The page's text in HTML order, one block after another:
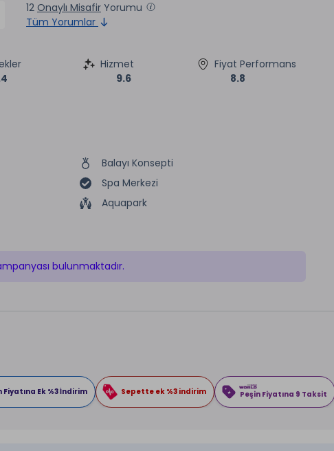
12 Onaylı Misafir Yorumu
Tüm Yorumlar
Hizmet
9.6
Fiyat Performans
8.8
Balayı Konsepti
Spa Merkezi
Aquapark
bulunmaktadır.
Fiyatına Ek %3 İndirim Sepette ek %3 indirim Peşin Fiyatına 9 Taksit